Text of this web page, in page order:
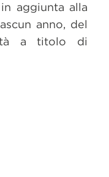
aggiunta alla
anno, del
a titolo di